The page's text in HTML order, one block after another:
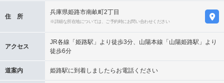
住 所
兵庫県姫路市南畝町2丁目
※詳細な所在地については、ご予約時にお問い合わせください
アクセス
JR各線「姫路駅」より徒歩3分、山陽本線「山陽姫路駅」より
徒歩6分
道案内 姫路駅に到着しましたらお電話ください